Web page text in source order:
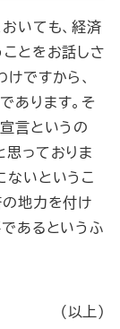
いても、経済
とをお話しさ
ですから、
あります。そ
言というの
思っておりま
ないというこ
の地力を付け
あるというふ
（以上）